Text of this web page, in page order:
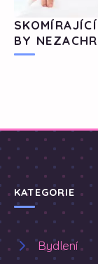
BY
KATEGORIE
Bydlení